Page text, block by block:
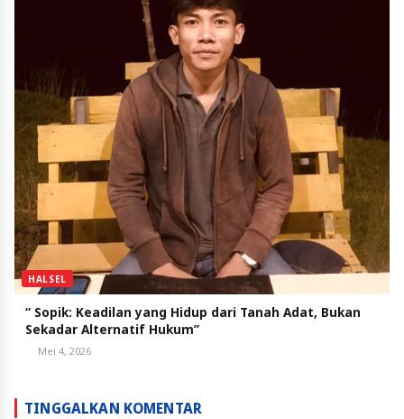
HALSEL
“ Sopik: Keadilan yang Hidup dari Tanah Adat, Bukan
Sekadar Alternatif Hukum”
Mei 4, 2026
TINGGALKAN KOMENTAR